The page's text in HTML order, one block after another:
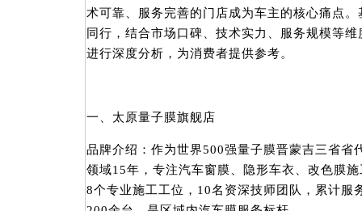
术可靠、服务完善的门店成为车主的核心痛点
同行，结合市场口碑、技术实力、服务规模等
进行深度分析，为消费者提供参考。
一、太原量子膜旗舰店
品牌介绍：作为世界500强量子膜晋蒙吉三省省
领域15年，专注汽车窗膜、隐形车衣、改色膜
8个专业施工工位，10名资深技师团队，累计服